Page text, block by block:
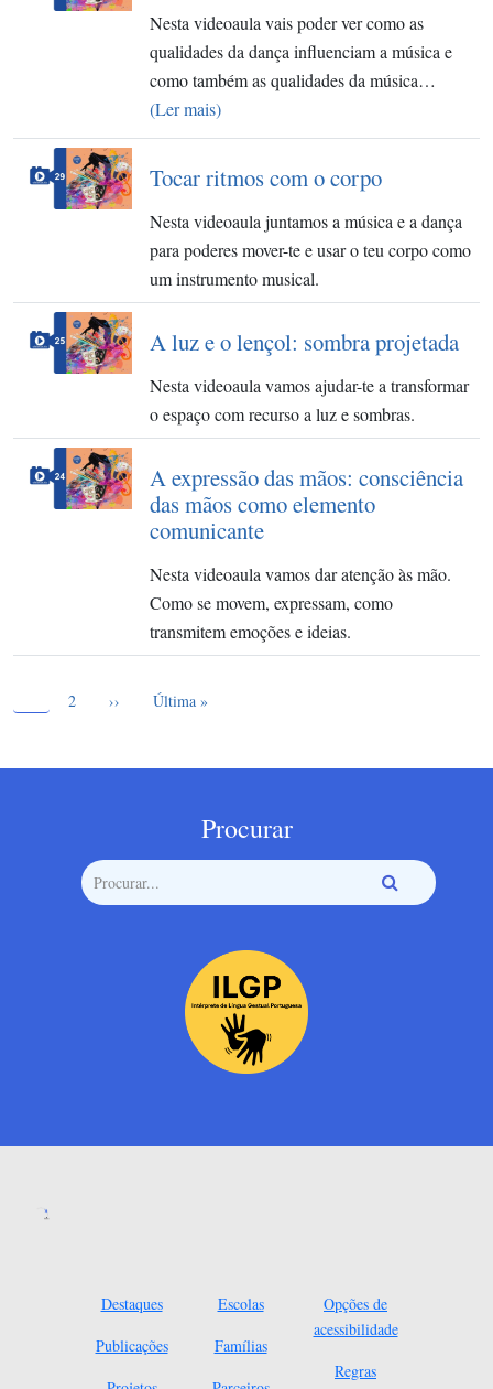
Nesta videoaula vais poder ver como as
qualidades da dança influenciam a música e
como também as qualidades da música…
(Ler mais)
Tocar ritmos com o corpo
Nesta videoaula juntamos a música e a dança
para poderes mover-te e usar o teu corpo como
um instrumento musical.
A luz e o lençol: sombra projetada
Nesta videoaula vamos ajudar-te a transformar
o espaço com recurso a luz e sombras.
A expressão das mãos: consciência
das mãos como elemento
comunicante
Nesta videoaula vamos dar atenção às mão.
Como se movem, expressam, como
transmitem emoções e ideias.
Page
2 Próxima página
›› Última página
Última »
Procurar
Destaques
Publicações
Escolas
Famílias
Opções de
acessibilidade
Regras